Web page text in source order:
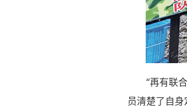
“再有联
员清楚了自身